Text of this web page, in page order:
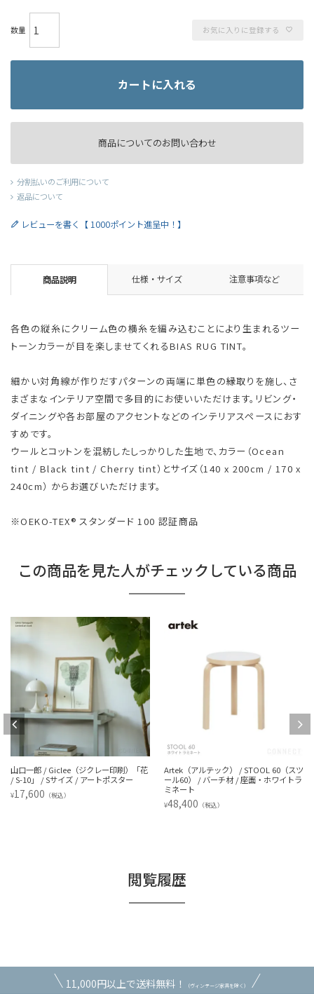
お気に入りに登録する
カートに入れる
商品についてのお問い合わせ
分割払いのご利用について
返品について
レビューを書く【 1000ポイント進呈中！】
商品説明 仕様・サイズ 注意事項など
各色の縦糸にクリーム色の横糸を編み込むことにより生まれるツー
トーンカラーが目を楽しませてくれるBIAS RUG TINT。
細かい対角線が作りだすパターンの両端に単色の縁取りを施し、さ
まざまなインテリア空間で多目的にお使いいただけます。リビング・
ダイニングや各お部屋のアクセントなどのインテリアスペースにおす
すめです。
ウールとコットンを混紡したしっかりした生地で、カラー（Ocean
tint / Black tint / Cherry tint）とサイズ（140 x 200cm / 170 x
240cm） からお選びいただけます。
※OEKO-TEX® スタンダード 100 認証商品
この商品を見た人がチェックしている商品
山口一郎 / Giclee（ジクレー印刷）「花
/ S-10」 / Sサイズ / アートポスター
¥17,600 （税込）
Artek（アルテック） / STOOL 60（スツ
ール60） / バーチ材 / 座面・ホワイトラ
ミネート
¥48,400 （税込）
閲覧履歴
11,000円以上で送料無料！ （ヴィンテージ家具を除く）